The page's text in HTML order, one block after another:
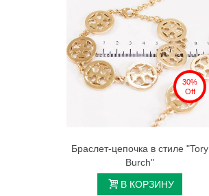
30%
Off
Браслет-цепочка в стиле "Tory
Burch"
В КОРЗИНУ